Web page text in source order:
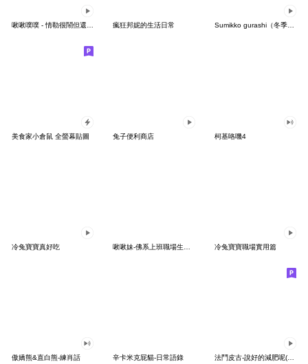
啾啾噗噗 - 情勒很鬧但還是戀愛了篇 瘋狂邦妮的生活日常 Sumikko gurashi（冬季篇）
美食家小倉鼠 全螢幕貼圖 兔子便利商店 柯基咯嘰4
冷兔寶寶真好吃 冷兔寶寶職場實用篇
傲嬌熊&直白熊-練肖話 辛卡米克屁貓-日常語錄 法鬥皮古-說好的減肥呢(第15彈)